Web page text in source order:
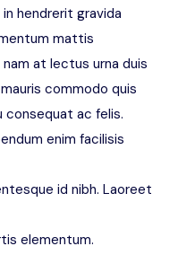
hendrerit gravida
mattis
at lectus urna duis
commodo quis
consequat ac felis.
enim facilisis
id nibh. Laoreet
elementum.